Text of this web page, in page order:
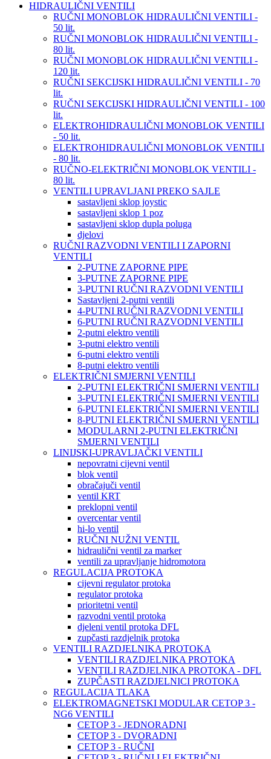
HIDRAULIČNI VENTILI
RUČNI MONOBLOK HIDRAULIČNI VENTILI -
50 lit.
RUČNI MONOBLOK HIDRAULIČNI VENTILI -
80 lit.
RUČNI MONOBLOK HIDRAULIČNI VENTILI -
120 lit.
RUČNI SEKCIJSKI HIDRAULIČNI VENTILI - 70
lit.
RUČNI SEKCIJSKI HIDRAULIČNI VENTILI - 100
lit.
ELEKTROHIDRAULIČNI MONOBLOK VENTILI
- 50 lit.
ELEKTROHIDRAULIČNI MONOBLOK VENTILI
- 80 lit.
RUČNO-ELEKTRIČNI MONOBLOK VENTILI -
80 lit.
VENTILI UPRAVLJANI PREKO SAJLE
sastavljeni sklop joystic
sastavljeni sklop 1 poz
sastavljeni sklop dupla poluga
djelovi
RUČNI RAZVODNI VENTILI I ZAPORNI
VENTILI
2-PUTNE ZAPORNE PIPE
3-PUTNE ZAPORNE PIPE
3-PUTNI RUČNI RAZVODNI VENTILI
Sastavljeni 2-putni ventili
4-PUTNI RUČNI RAZVODNI VENTILI
6-PUTNI RUČNI RAZVODNI VENTILI
2-putni elektro ventili
3-putni elektro ventili
6-putni elektro ventili
8-putni elektro ventili
ELEKTRIČNI SMJERNI VENTILI
2-PUTNI ELEKTRIČNI SMJERNI VENTILI
3-PUTNI ELEKTRIČNI SMJERNI VENTILI
6-PUTNI ELEKTRIČNI SMJERNI VENTILI
8-PUTNI ELEKTRIČNI SMJERNI VENTILI
MODULARNI 2-PUTNI ELEKTRIČNI
SMJERNI VENTILI
LINIJSKI-UPRAVLJAČKI VENTILI
nepovratni cijevni ventil
blok ventil
obračajuči ventil
ventil KRT
preklopni ventil
overcentar ventil
hi-lo ventil
RUČNI NUŽNI VENTIL
hidraulični ventil za marker
ventili za upravljanje hidromotora
REGULACIJA PROTOKA
cijevni regulator protoka
regulator protoka
prioritetni ventil
razvodni ventil protoka
djeleni ventil protoka DFL
zupčasti razdjelnik protoka
VENTILI RAZDJELNIKA PROTOKA
VENTILI RAZDJELNIKA PROTOKA
VENTILI RAZDJELNIKA PROTOKA - DFL
ZUPČASTI RAZDJELNICI PROTOKA
REGULACIJA TLAKA
ELEKTROMAGNETSKI MODULAR CETOP 3 -
NG6 VENTILI
CETOP 3 - JEDNORADNI
CETOP 3 - DVORADNI
CETOP 3 - RUČNI